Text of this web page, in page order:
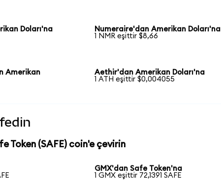
Doları'na
Numeraire'dan Amerikan Doları'na
1 NMR eşittir $8,66
Amerikan
Aethir'dan Amerikan Doları'na
1 ATH eşittir $0,004055
Token (SAFE) coin'e çevirin
GMX'dan Safe Token'na
1 GMX eşittir 72,1391 SAFE